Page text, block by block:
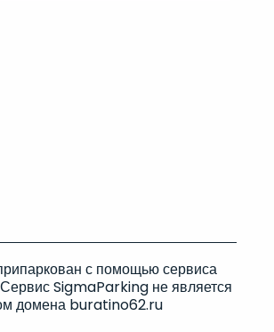
с помощью сервиса
SigmaParking не является
домена buratino62.ru